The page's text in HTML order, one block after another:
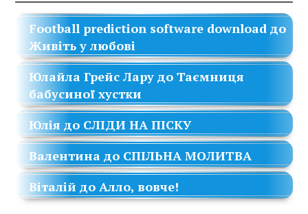
Football prediction software download до
Живіть у любові
Юлайла Грейс Лару доТаємниця
бабусиної хустки
Юлія до СЛІДИ НА ПІСКУ
Валентина до СПІЛЬНА МОЛИТВА
Віталій до Алло, вовче!